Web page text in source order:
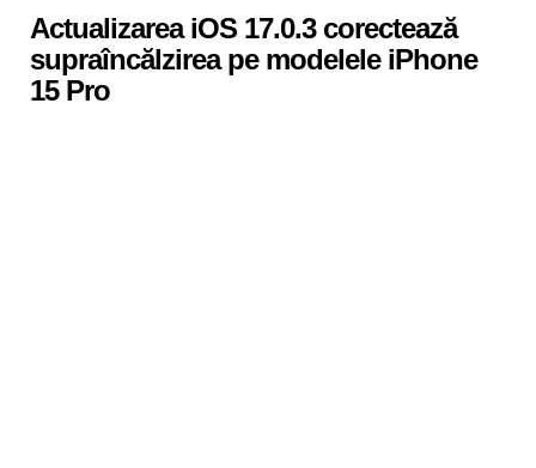
Actualizarea iOS 17.0.3 corectează
supraîncălzirea pe modelele iPhone
15 Pro